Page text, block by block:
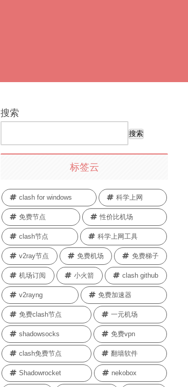
搜索
搜索
标签云
clash for windows 科学上网
免费节点 性价比机场
clash节点 科学上网工具
v2ray节点 免费机场 免费梯子
机场订阅 小火箭 clash github
v2rayng 免费加速器
免费clash节点 一元机场
shadowsocks 免费vpn
clash免费节点 翻墙软件
Shadowrocket nekobox